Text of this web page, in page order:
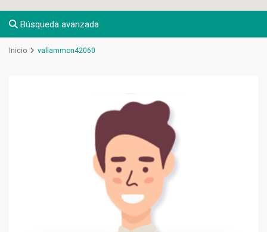
Búsqueda avanzada
Inicio vallammon42060